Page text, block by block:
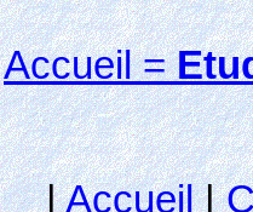
Accueil =
|Accueil|